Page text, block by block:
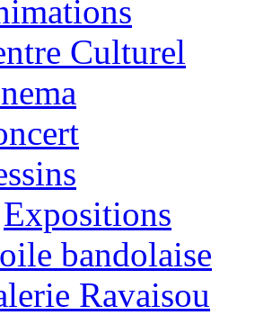
Culturel
Expositions
bandolaise
Ravaisou